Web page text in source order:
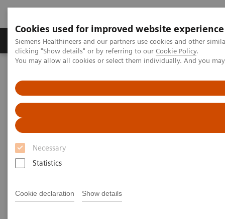
Cookies used for improved website experience
Siemens Healthineers and our partners use cookies and other
clicking "Show details" or by referring to our Cookie Policy.
You may allow all cookies or select them individually. And you
Necessary
Statistics
Cookie declaration Show details
Продукты и решения Клинические
Компьютерная томография
Решения для постобработки
Интервенционные процедуры под контролем КТ